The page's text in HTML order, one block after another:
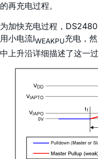
的再充电过程。
为加快充电过程，
用小电流IWEAKPU充电，
中上升沿详细描述了这一过